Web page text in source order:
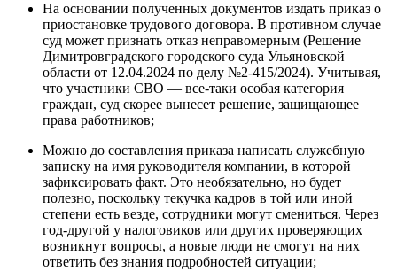
На основании полученных документов издать приказ о
приостановке трудового договора. В противном случае
суд может признать отказ неправомерным (Решение
Димитровградского городского суда Ульяновской
области от 12.04.2024 по делу №2-415/2024). Учитывая,
что участники СВО — все-таки особая категория
граждан, суд скорее вынесет решение, защищающее
права работников;
Можно до составления приказа написать служебную
записку на имя руководителя компании, в которой
зафиксировать факт. Это необязательно, но будет
полезно, поскольку текучка кадров в той или иной
степени есть везде, сотрудники могут смениться. Через
год-другой у налоговиков или других проверяющих
возникнут вопросы, а новые люди не смогут на них
ответить без знания подробностей ситуации;